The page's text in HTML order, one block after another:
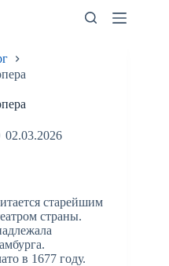
02.03.2026
старейшим
страны.
в 1677 году.